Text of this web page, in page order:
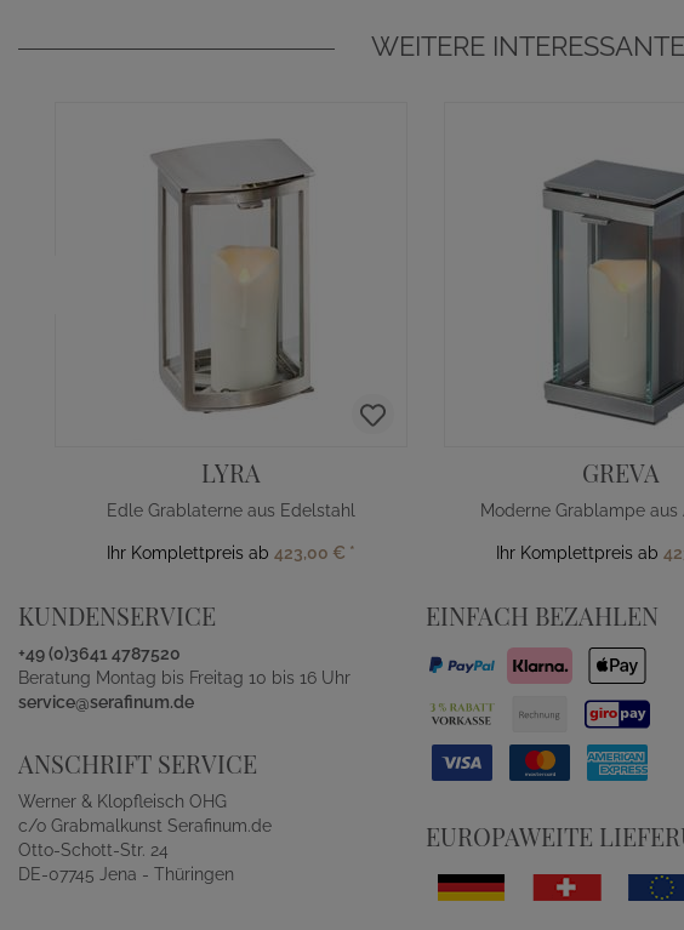
WEITERE
LYRA
Edle Grablaterne aus Edelstahl
Ihr Komplettpreis ab 423,00 € *
GREVA
Ihr Komplettpreis ab
KUNDENSERVICE
+49 (0)3641 4787520
Beratung Montag bis Freitag 10 bis 16 Uhr
service@serafinum.de
ANSCHRIFT SERVICE
Werner & Klopfleisch OHG
c/o Grabmalkunst Serafinum.de
Otto-Schott-Str. 24
DE-07745 Jena - Thüringen
EINFACH BEZAHLEN
EUROPAWEITE